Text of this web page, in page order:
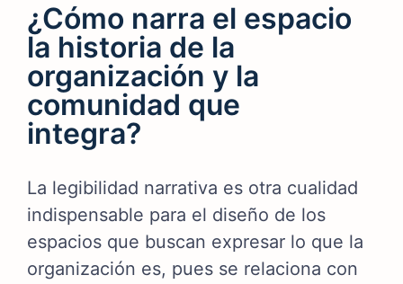
¿Cómo narra el espacio
la historia de la
organización y la
comunidad que
integra?
La legibilidad narrativa es otra cualidad
indispensable para el diseño de los
espacios que buscan expresar lo que la
organización es, pues se relaciona con